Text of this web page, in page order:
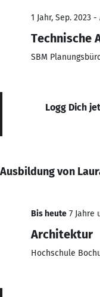
1 Jahr, Sep. 2023 -
Technische
SBM
Logg Dich
Ausbildung von
Bis heute 7 Jahre
Architektur
Hochschule